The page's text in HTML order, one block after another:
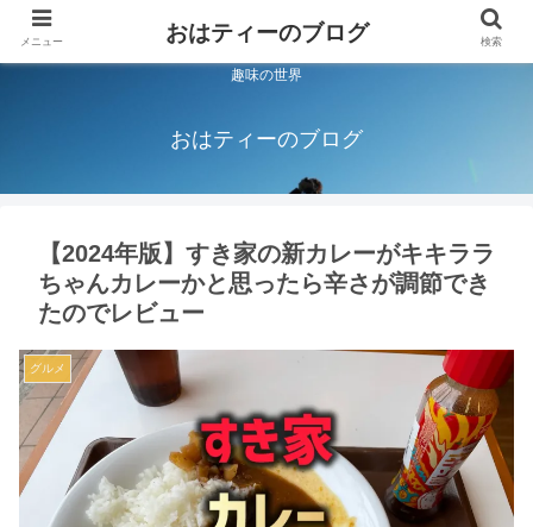
趣味の世界
おはティーのブログ
【2024年版】すき家の新カレーがキキララ
ちゃんカレーかと思ったら辛さが調節でき
たのでレビュー
グルメ
メニュー おはティーのブログ 検索